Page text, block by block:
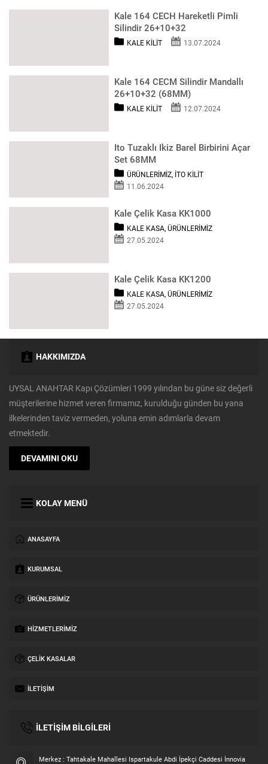
Kale 164 CECH Hareketli Pimli
Silindir 26+10+32
KALE KILIT 13.07.2024
Kale 164 CECM Silindir Mandallı
26+10+32 (68MM)
KALE KILIT 12.07.2024
Ito Tuzaklı Ikiz Barel Birbirini Açar
Set 68MM
ÜRÜNLERIMIZ, İTO KILIT
11.06.2024
Kale Çelik Kasa KK1000
KALE KASA,ÜRÜNLERIMIZ
27.05.2024
Kale Çelik Kasa KK1200
KALE KASA,ÜRÜNLERIMIZ
27.05.2024
HAKKIMIZDA
UYSAL ANAHTAR Kapı Çözümleri 1999 yılından bu güne siz değerli
müşterilerine hizmet veren firmamız, kurulduğu günden bu yana
ilkelerinden taviz vermeden, yoluna emin adımlarla devam
etmektedir.
DEVAMINI OKU
KOLAY MENÜ
ANASAYFA
KURUMSAL
ÜRÜNLERIMIZ
HIZMETLERIMIZ
ÇELIK KASALAR
İLETIŞIM
İLETİŞİM BİLGİLERİ
Merkez : Tahtakale Mahallesi Ispartakule Abdi İpekçi Caddesi İnnovia